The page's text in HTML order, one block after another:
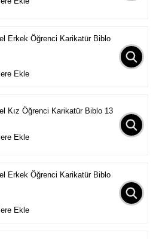
Erkek Öğrenci Karikatür Biblo
Ekle
Kız Öğrenci Karikatür Biblo 13
Ekle
Erkek Öğrenci Karikatür Biblo
Ekle